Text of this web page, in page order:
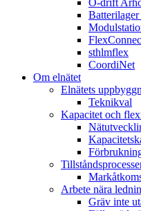
Ö-drift
sthlmflex
CoordiNet
Om elnätet
Elnätets
Teknikval
Kapacitet och
Arbete nära
Gräv inte